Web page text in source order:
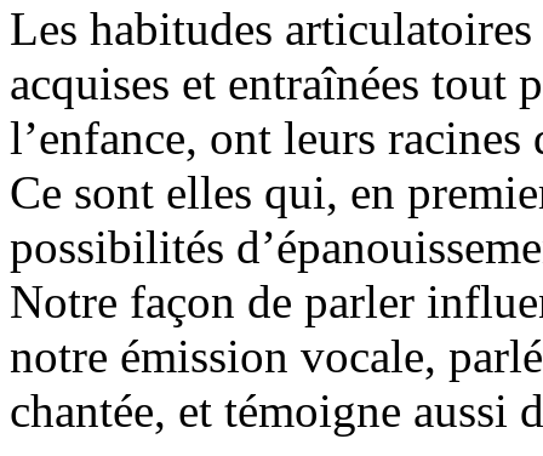
Les habitudes
acquises et entraînées tout
l’enfance, ont leurs racines
Ce sont elles qui, en
possibilités
Notre façon de parler
notre émission vocale,
chantée, et témoigne aussi